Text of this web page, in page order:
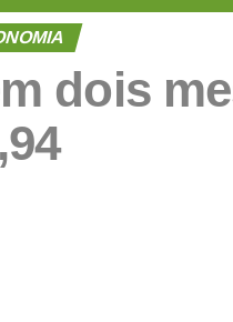
dois